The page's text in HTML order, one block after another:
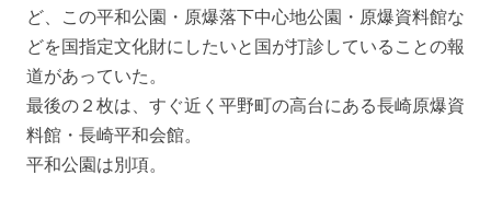
ど、この平和公園・原爆落下中心地公園・原爆資料館な
どを国指定文化財にしたいと国が打診していることの報
道があっていた。
最後の２枚は、すぐ近く平野町の高台にある長崎原爆資
料館・長崎平和会館。
平和公園は別項。